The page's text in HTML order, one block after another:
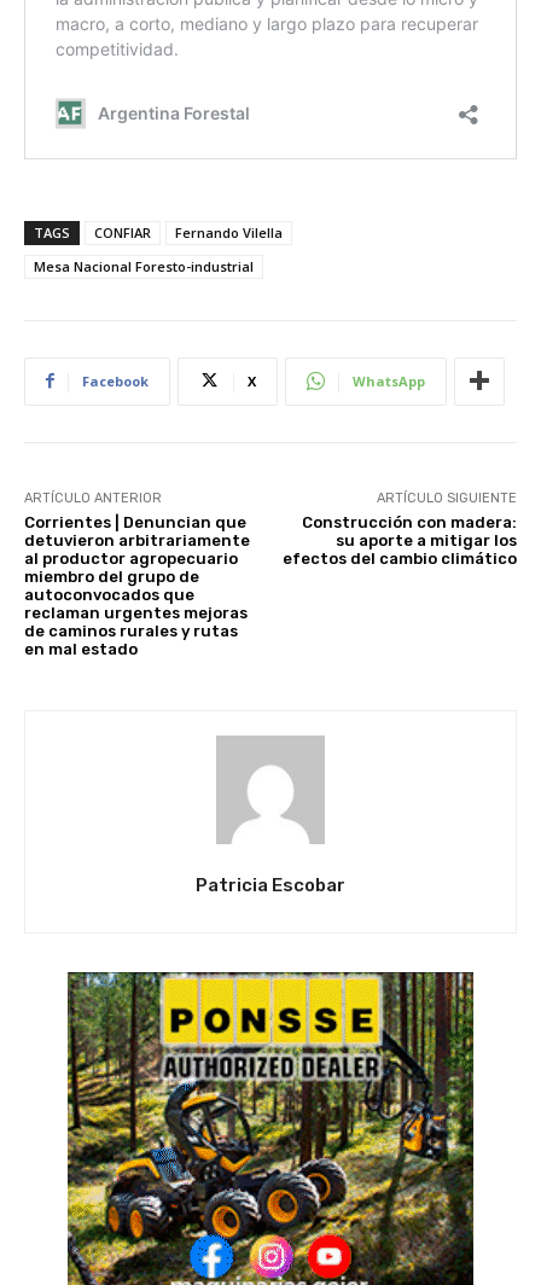
TAGS CONFIAR
Fernando Vilella
Mesa Nacional Foresto-industrial
Facebook X WhatsApp
ARTÍCULO ANTERIOR
Corrientes | Denuncian que
detuvieron arbitrariamente
al productor agropecuario
miembro del grupo de
autoconvocados que
reclaman urgentes mejoras
de caminos rurales y rutas
en mal estado
ARTÍCULO SIGUIENTE
Construcción con madera:
su aporte a mitigar los
efectos del cambio climático
Patricia Escobar